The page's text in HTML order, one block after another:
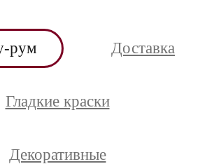
рум Доставка
Гладкие краски
Декоративные